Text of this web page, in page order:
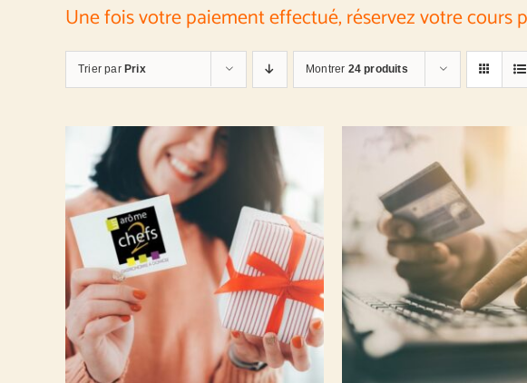
Une fois votre paiement effectué, réservez votre cours
Trier par Prix Montrer 24 produits
MONTANT À DÉFINIR / DÉTAILS MONTANT À DÉFINIR /